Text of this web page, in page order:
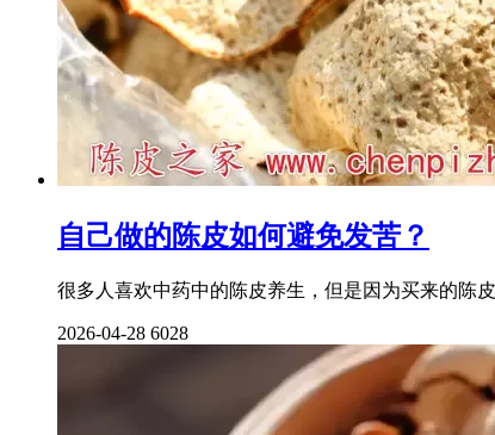
自己做的陈皮如何避免发苦？
很多人喜欢中药中的陈皮养生，但是因为买来的陈
2026-04-28 6028